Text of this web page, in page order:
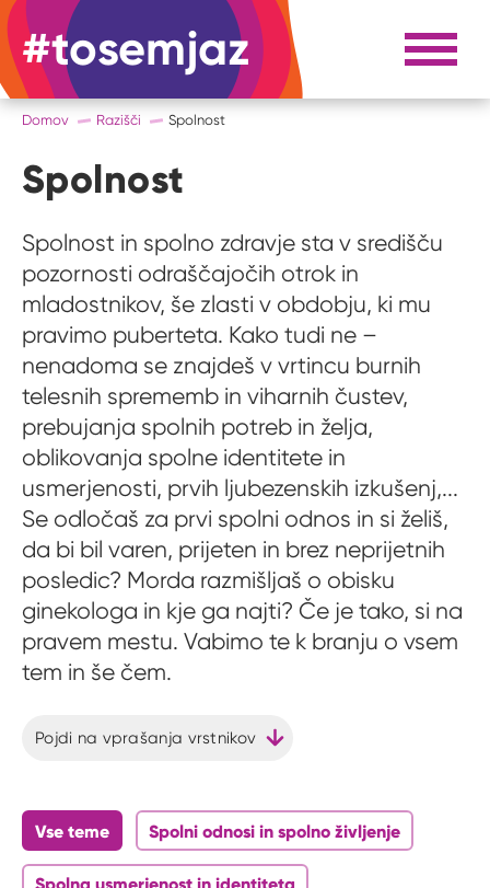
#tosemjaz #to sem jaz Razpri
Domov Razišči Spolnost
Spolnost
Spolnost in spolno zdravje sta v središču
pozornosti odraščajočih otrok in
mladostnikov, še zlasti v obdobju, ki mu
pravimo puberteta. Kako tudi ne –
nenadoma se znajdeš v vrtincu burnih
telesnih sprememb in viharnih čustev,
prebujanja spolnih potreb in želja,
oblikovanja spolne identitete in
usmerjenosti, prvih ljubezenskih izkušenj,...
Se odločaš za prvi spolni odnos in si želiš,
da bi bil varen, prijeten in brez neprijetnih
posledic? Morda razmišljaš o obisku
ginekologa in kje ga najti? Če je tako, si na
pravem mestu. Vabimo te k branju o vsem
tem in še čem.
Pojdi na vprašanja vrstnikov
Vse teme Spolni odnosi in spolno življenje
Spolna usmerjenost in identiteta